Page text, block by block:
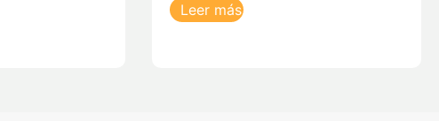
Leer más